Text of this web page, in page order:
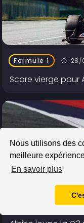
Nous utilisons des
meilleure
En savoir plus
Formule 1 28/
Score vierge pour
27/